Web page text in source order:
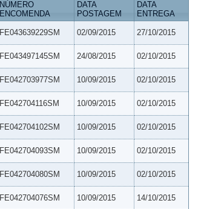
NÚMERO
ENCOMENDA
DATA
POSTAGEM
DATA
ENTREGA
FE043639229SM 02/09/2015 27/10/2015
FE043497145SM 24/08/2015 02/10/2015
FE042703977SM 10/09/2015 02/10/2015
FE042704116SM 10/09/2015 02/10/2015
FE042704102SM 10/09/2015 02/10/2015
FE042704093SM 10/09/2015 02/10/2015
FE042704080SM 10/09/2015 02/10/2015
FE042704076SM 10/09/2015 14/10/2015